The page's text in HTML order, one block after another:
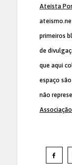
Ateísta
primeiros
de
que aqui
espaço
não